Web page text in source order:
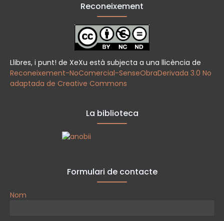
Reconeixement
Llibres, i punt! de XeXu està subjecta a una llicència de
Reconeixement-NoComercial-SenseObraDerivada 3.0 No
adaptada de Creative Commons
La biblioteca
Formulari de contacte
Nom